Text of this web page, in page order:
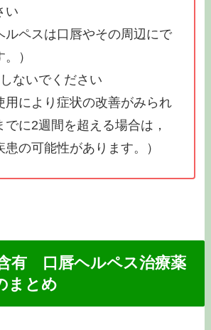
い
ペスは口唇やその周辺にで
）
ないでください
により症状の改善がみられ
でに2週間を超える場合は，
の可能性があります。）
有 口唇ヘルペス治療薬
まとめ